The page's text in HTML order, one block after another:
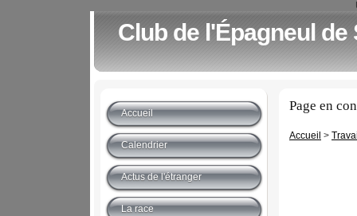
Club de l'Épagneul de
Page en
Accueil >
Accueil
Calendrier
Actus de l'étranger
La race